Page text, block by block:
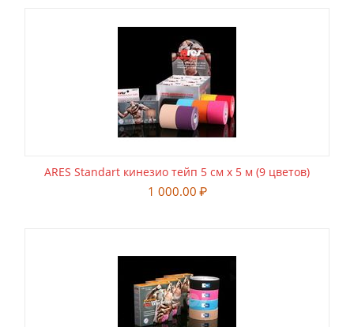
ARES Standart кинезио тейп 5 см х 5 м (9 цветов)
1 000.00 ₽